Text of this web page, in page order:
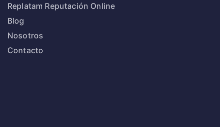
Replatam Reputación Online
Blog
Nosotros
Contacto